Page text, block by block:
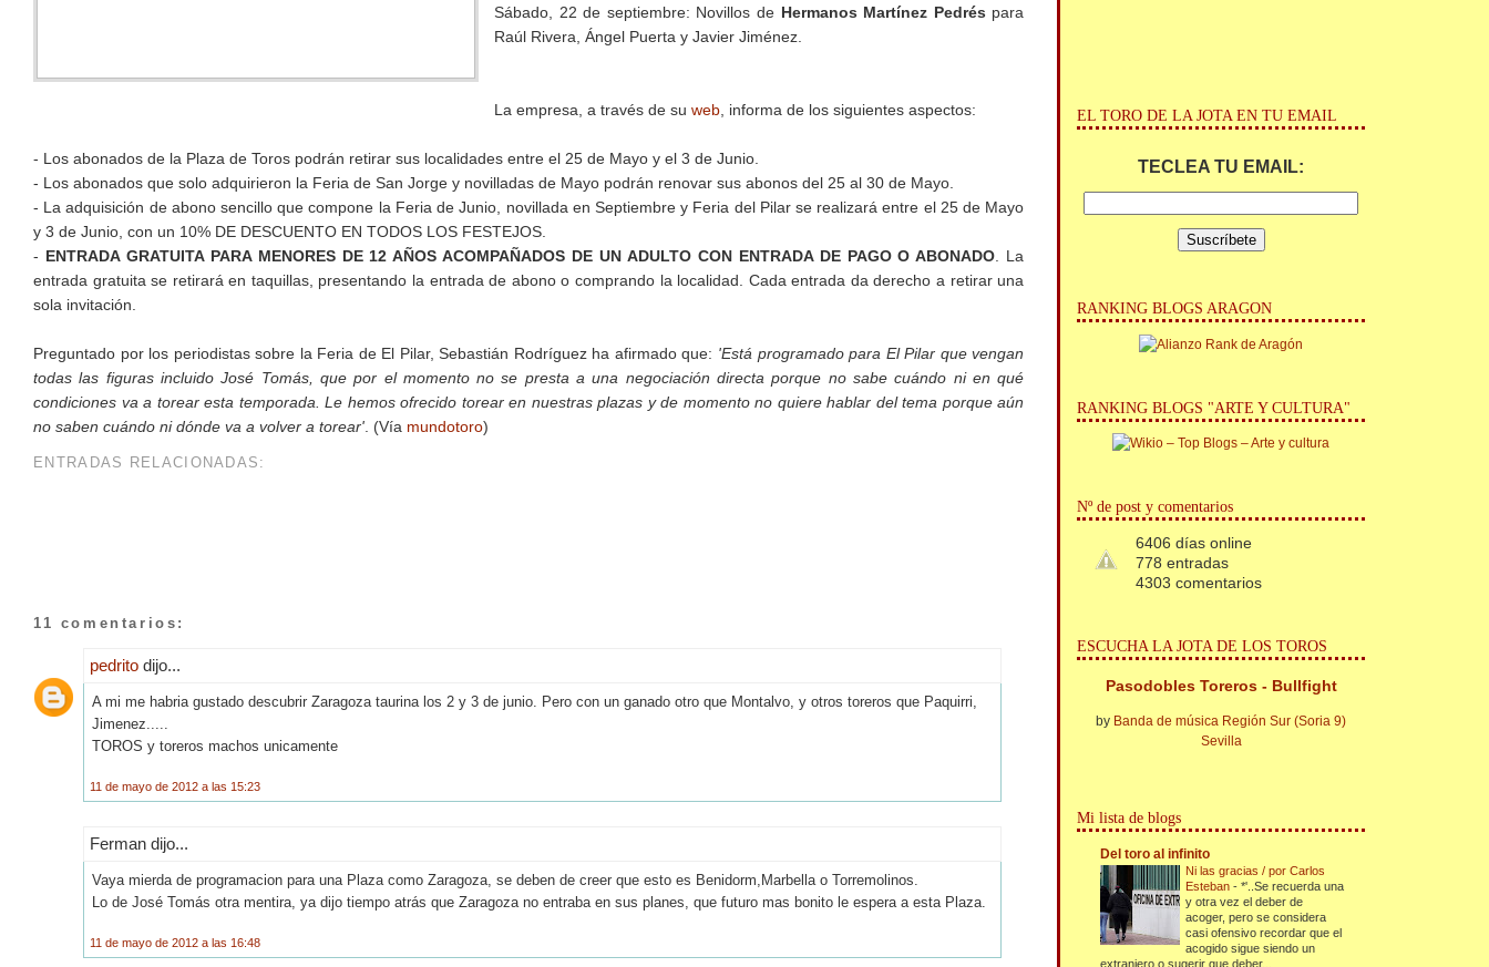
Sábado, 22 de septiembre: Novillos de Hermanos Martínez Pedrés para
Raúl Rivera, Ángel Puerta y Javier Jiménez.
La empresa, a través de su web , informa de los siguientes aspectos:
- Los abonados de la Plaza de Toros podrán retirar sus localidades entre el 25 de Mayo y el 3 de Junio.
- Los abonados que solo adquirieron la Feria de San Jorge y novilladas de Mayo podrán renovar sus abonos del 25 al 30 de Mayo.
- La adquisición de abono sencillo que compone la Feria de Junio, novillada en Septiembre y Feria del Pilar se realizará entre el 25 de Mayo
y 3 de Junio, con un 10% DE DESCUENTO EN TODOS LOS FESTEJOS.
- ENTRADA GRATUITA PARA MENORES DE 12 AÑOS ACOMPAÑADOS DE UN ADULTO CON ENTRADA DE PAGO O ABONADO . La
entrada gratuita se retirará en taquillas, presentando la entrada de abono o comprando la localidad. Cada entrada da derecho a retirar una
sola invitación.
Preguntado por los periodistas sobre la Feria de El Pilar, Sebastián Rodríguez ha afirmado que: 'Está programado para El Pilar que vengan
todas las figuras incluido José Tomás, que por el momento no se presta a una negociación directa porque no sabe cuándo ni en qué
condiciones va a torear esta temporada. Le hemos ofrecido torear en nuestras plazas y de momento no quiere hablar del tema porque aún
no saben cuándo ni dónde va a volver a torear' . (Vía mundotoro)
ENTRADAS RELACIONADAS:
11 comentarios:
pedrito dijo...
A mi me habria gustado descubrir Zaragoza taurina los 2 y 3 de junio. Pero con un ganado otro que Montalvo, y otros toreros que Paquirri,
Jimenez.....
TOROS y toreros machos unicamente
11 de mayo de 2012 a las 15:23
Ferman dijo...
Vaya mierda de programacion para una Plaza como Zaragoza, se deben de creer que esto es Benidorm,Marbella o Torremolinos.
Lo de José Tomás otra mentira, ya dijo tiempo atrás que Zaragoza no entraba en sus planes, que futuro mas bonito le espera a esta Plaza.
11 de mayo de 2012 a las 16:48
EL TORO DE LA JOTA EN TU EMAIL
TECLEA TU EMAIL:
RANKING BLOGS ARAGON
RANKING BLOGS "ARTE Y CULTURA"
Nº de post y comentarios
6406 días online
778 entradas
4303 comentarios
ESCUCHA LA JOTA DE LOS TOROS
Pasodobles Toreros - Bullfight
by Banda de música Región Sur (Soria 9)
Sevilla
Mi lista de blogs
Del toro al infinito
Ni las gracias / por Carlos
Esteban-*'..Se recuerda una
y otra vez el deber de
acoger, pero se considera
casi ofensivo recordar que el
acogido sigue siendo un
extranjero o sugerir que deber...